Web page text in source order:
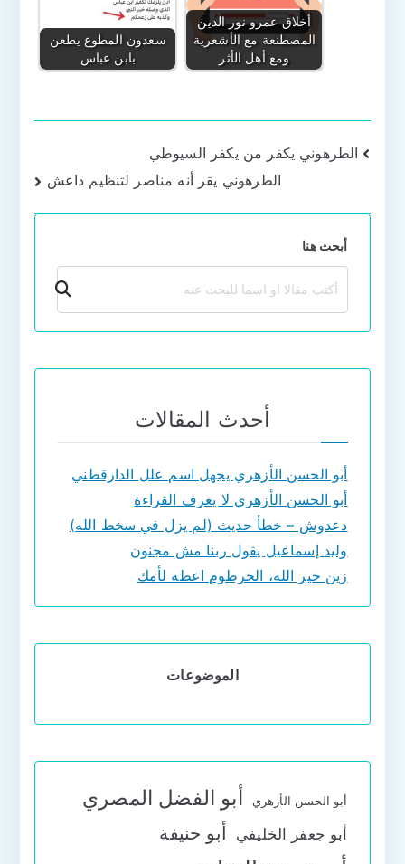
سعدون المطوع يطعن
بابن عباس
أخلاق عمرو نور الدين
المصطنعة مع الأشعرية
ومع أهل الأثر
تصفّح
المقالات
الطرهوني يكفر من يكفر السيوطي
الطرهوني يقر أنه مناصر لتنظيم داعش
أبحث هنا
بحث
أحدث المقالات
أبو الحسن الأزهري يجهل اسم علل الدارقطني
أبو الحسن الأزهري لا يعرف القراءة
دعدوش – خطأ حديث (لم يزل في سخط الله)
وليد إسماعيل يقول ربنا مش مجنون
زين خير الله، الخرطوم اعطه لأمك
الموضوعات
أبو الحسن الأزهري أبو الفضل المصري
أبو جعفر الخليفي أبو حنيفة